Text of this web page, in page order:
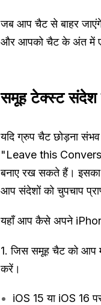
जब आप चैट से बाहर
और आपको चैट के अंत में एक
समूह टेक्स्ट संदेश
यदि ग्रुप चैट छोड़ना
"Leave this
बनाए रख सकते हैं। इसका
आप संदेशों को चुपचाप
यहाँ आप कैसे अपने
1. जिस समूह चैट को आप
करें।
iOS 15 या iOS 16